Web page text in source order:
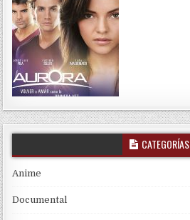
CATEGORÍAS
Anime
Documental